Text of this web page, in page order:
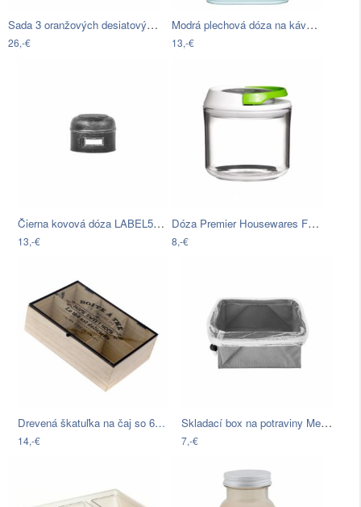
Sada 3 oranžových desiatových nádob…
26,-€
Modrá plechová dóza na kávu Kitchen…
13,-€
Čierna kovová dóza LABEL51 Antigue, ⌀…
13,-€
Dóza Premier Housewares Food, 0,4 l
8,-€
Drevená škatuľka na čaj so 6…
14,-€
Skladací box na potraviny Metaltex, 23…
7,-€